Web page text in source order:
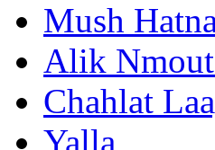
Mush
Alik
Chahlat
Yalla